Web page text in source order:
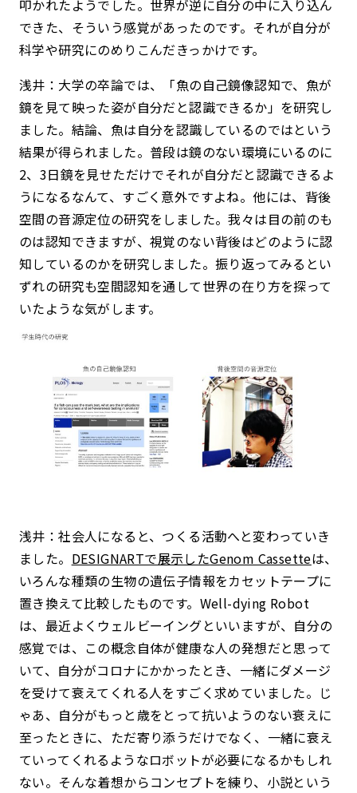
叩かれたようでした。世界が逆に自分の中に入り込ん
できた、そういう感覚があったのです。それが自分が
科学や研究にのめりこんだきっかけです。
浅井：大学の卒論では、「魚の自己鏡像認知で、魚が
鏡を見て映った姿が自分だと認識できるか」を研究し
ました。結論、魚は自分を認識しているのではという
結果が得られました。普段は鏡のない環境にいるのに
2、3日鏡を見せただけでそれが自分だと認識できるよ
うになるなんて、すごく意外ですよね。他には、背後
空間の音源定位の研究をしました。我々は目の前のも
のは認知できますが、視覚のない背後はどのように認
知しているのかを研究しました。振り返ってみるとい
ずれの研究も空間認知を通して世界の在り方を探って
いたような気がします。
浅井：社会人になると、つくる活動へと変わっていき
ました。 DESIGNARTで展示したGenom Cassetteは、
いろんな種類の生物の遺伝子情報をカセットテープに
置き換えて比較したものです。Well-dying Robot
は、最近よくウェルビーイングといいますが、自分の
感覚では、この概念自体が健康な人の発想だと思って
いて、自分がコロナにかかったとき、一緒にダメージ
を受けて衰えてくれる人をすごく求めていました。じ
ゃあ、自分がもっと歳をとって抗いようのない衰えに
至ったときに、ただ寄り添うだけでなく、一緒に衰え
ていってくれるようなロボットが必要になるかもしれ
ない。そんな着想からコンセプトを練り、小説という